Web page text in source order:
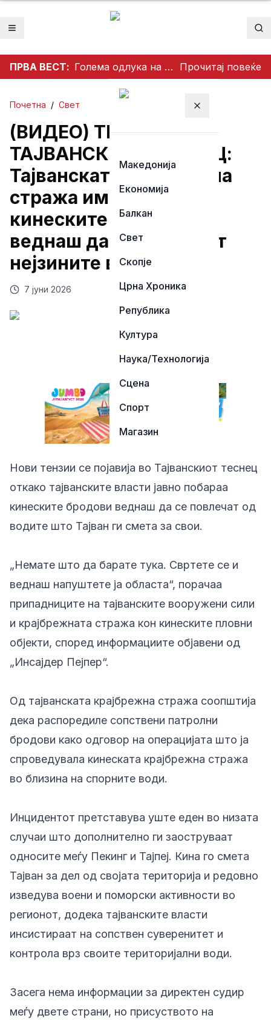
Отвори мени
ПРВА ВЕСТ: Голема одлука на ТИСА: Поранешниот претседател на Врховниот суд Андраш Бака кандидат за претседател на Унгарија Прочитај повеќе
Затвори мени
Македонија
Економија
Балкан
Свет
Скопје
Црна Хроника
Република
Култура
Наука/Технологија
Сцена
Спорт
Магазин
Почетна / Свет
(ВИДЕО) ТЕНЗИИ ВО
ТАЈВАНСКИОТ ТЕСНЕЦ:
Тајванската крајбрежна
стража им нареди на
кинеските бродови
веднаш да ги напуштат
нејзините води
7 јуни 2026
Нови тензии се појавија во Тајванскиот теснец
откако тајванските власти јавно побараа
кинеските бродови веднаш да се повлечат од
водите што Тајван ги смета за свои.
„Немате што да барате тука. Свртете се и
веднаш напуштете ја областа“, порачаа
припадниците на тајванските вооружени сили
и крајбрежната стража кон кинеските пловни
објекти, според информациите објавени од
„Инсајдер Пејпер“.
Од тајванската крајбрежна стража соопштија
дека распоредиле сопствени патролни
бродови како одговор на операцијата што ја
спроведувала кинеската крајбрежна стража
во близина на спорните води.
Инцидентот претставува уште еден во низата
случаи што дополнително ги заоструваат
односите меѓу Пекинг и Тајпеј. Кина го смета
Тајван за дел од својата територија и редовно
изведува воени и поморски активности во
регионот, додека тајванските власти
инсистираат на сопствен суверенитет и
контрола врз своите територијални води.
Засега нема информации за директен судир
меѓу двете страни, но присуството на